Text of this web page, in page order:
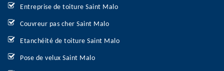
Entreprise de toiture Saint Malo
Couvreur pas cher Saint Malo
Etanchéité de toiture Saint Malo
Pose de velux Saint Malo